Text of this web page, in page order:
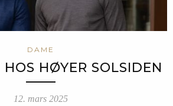
DAME
HOS HØYER SOLSIDEN
12. mars 2025